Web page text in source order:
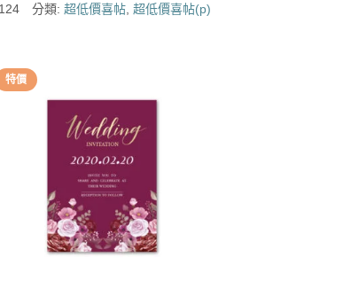
分類:超低價喜帖 ,超低價喜帖(p)
特價